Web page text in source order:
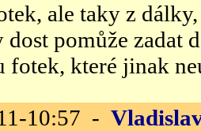
ale taky z
pomůže zadat
fotek, které jinak
10:57 -